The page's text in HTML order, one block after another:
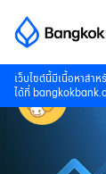
เว็บไซต์นี้มีเนื้อหาสำห
ได้ที่